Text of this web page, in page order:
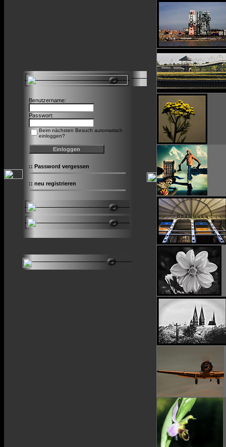
Benutzername:
Passwort:
Beim nächsten Besuch automatisch
einloggen?
:: Password vergessen
:: neu registrieren